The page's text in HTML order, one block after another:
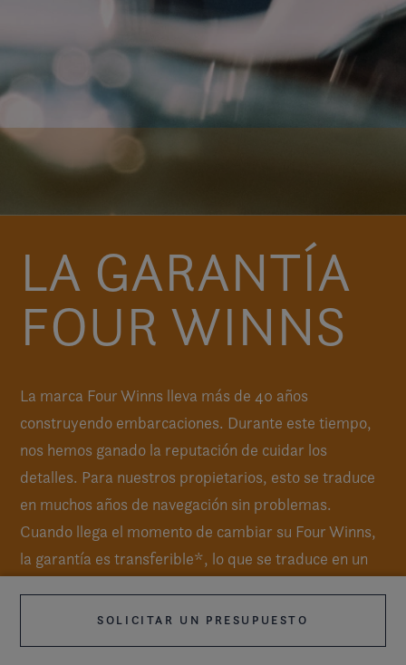
LA GARANTÍA
FOUR WINNS
La marca Four Winns lleva más de 40 años
construyendo embarcaciones. Durante este tiempo,
nos hemos ganado la reputación de cuidar los
detalles. Para nuestros propietarios, esto se traduce
en muchos años de navegación sin problemas.
Cuando llega el momento de cambiar su Four Winns,
la garantía es transferible*, lo que se traduce en un
SOLICITAR UN PRESUPUESTO